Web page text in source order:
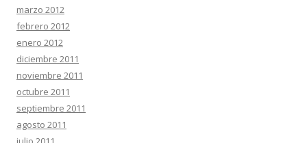
marzo 2012
febrero 2012
enero 2012
diciembre 2011
noviembre 2011
octubre 2011
septiembre 2011
agosto 2011